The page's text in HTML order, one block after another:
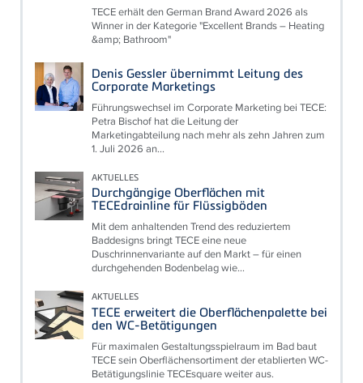
TECE erhält den German Brand Award 2026 als
Winner in der Kategorie "Excellent Brands – Heating
&amp; Bathroom"
Denis Gessler übernimmt Leitung des
Corporate Marketings
Führungswechsel im Corporate Marketing bei TECE:
Petra Bischof hat die Leitung der
Marketingabteilung nach mehr als zehn Jahren zum
1. Juli 2026 an...
AKTUELLES
Durchgängige Oberflächen mit
TECEdrainline für Flüssigböden
Mit dem anhaltenden Trend des reduziertem
Baddesigns bringt TECE eine neue
Duschrinnenvariante auf den Markt – für einen
durchgehenden Bodenbelag wie...
AKTUELLES
TECE erweitert die Oberflächenpalette bei
den WC-Betätigungen
Für maximalen Gestaltungsspielraum im Bad baut
TECE sein Oberflächensortiment der etablierten WC-
Betätigungslinie TECEsquare weiter aus.